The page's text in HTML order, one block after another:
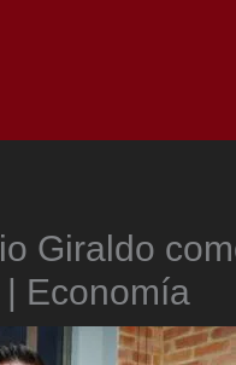
Giraldo
Economía